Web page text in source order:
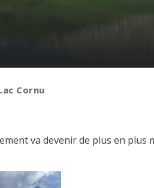
Cornu
va devenir de plus en plus